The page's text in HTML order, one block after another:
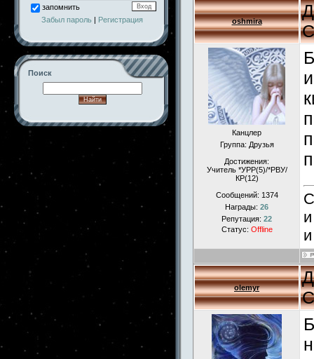
запомнить
Забыл пароль | Регистрация
Поиск
oshmira
Канцлер
Группа: Друзья
Достижения:
Учитель *УРР(5)/*РВУ/
КР(12)
Сообщений: 1374
Награды: 26
Репутация: 22
Статус: Offline
olemyr